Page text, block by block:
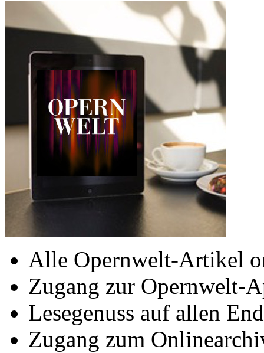
Alle Opernwelt-Artikel
Zugang zur Opernwelt-
Lesegenuss auf allen
Zugang zum